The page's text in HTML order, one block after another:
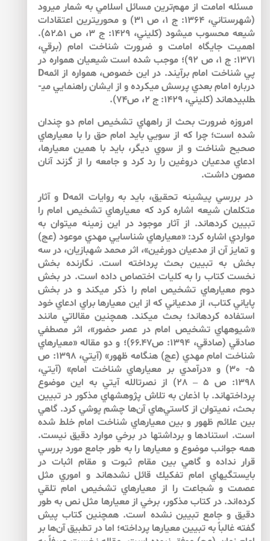
مسئله امامت از مهم‌ترين مسائل اسلامي به شمار مي­رود
(شهرستاني، 1364: ج 1، ص 31) و محوري­ترين اعتقادات
شيعه محسوب مي­شود (كليني، 1429: ج 3، ص 51ـ52).
اهميت جايگاه امامت و ضرورت شناخت امام (برقي،
1371: ج 1،‌ ص 92)؛ موجب شده است شيعيان همواره در
پي شناخت امام برآيند. در اين خصوص، همواره از ائمهD
درباره امام بعدي پرسش ­مي­كرده و از ايشان راهنمايي مي­
طلبيده­اند (كليني، 1429: ج 2، ص74).
امروزه ضرورت بحث از راه­هاي تشخيص امام دو چندان
شده است؛ چرا كه از سويي بايد امام حق را با معيارهاي
صحيح شناخت و از سوي ديگر، بايد با همين معيارها،
ادعاي مدعيان دروغين را رد كرد و جامعه را از گزند آنان
مصون داشت.
در بررسي پيشينه تحقيق، بايد به روايات ائمهD و آثار
متكلمان شيعه اشاره كرد كه معيارهاي تشخيص امام را
تبيين كرده­اند. از آثار موجود در اين زمينه مي­توان به
مواردي اشاره كرد: «معيارهاي شناسايي مهدي موعود (عج)
و تمايز آن از مدعيان دورغين»، اثر محمد شهبازيان، در سه
بخش به تبيين بحث پرداخته است. نگارنده بخش
نخست كتاب را به كليات اختصاص داده است. در بخش
دوم معيارهاي تشخيص امام را ذكر مي­كند و در بخش
پاياني كتاب، از مدعياني كه از اين معيارها براي ادعاي خود
استفاده كرده­اند؛ بحث مي­كند. همچنين مقالاتي مانند
«شيوه­هاي تشخيص امام در عصر حضور»، اثر مصطفي
صادقي (صادقي، 1394: ص47ـ66)؛ و دو مقاله «معيارهاي
شناخت امام مهدي (عج) هنگامه ظهور» (آيتي، 1398: ص
5- 30) و «درآمدي بر معيارهاي شناخت امام» (آيتي،
1398: ص 5 – 28) از نصرت­الله آيتي به اين موضوع
پرداخته­اند. با اذعان به تلاش پژوهش­هاي مذكور در تبيين
بحث، نمي­توان از كاستي‌هاي آن‌ها چشم پوشي كرد. گاهي
بين علائم ظهور و بين معيارهاي شناخت امام خلط شده
است. استنادها و برداشت­ها در برخي موارد دقيق نيست.
همه جوانب موضوع و معيارها را به طور جامع مورد بررسي
قرار نداده و گاهي بين مقام ثبوت و مقام اثبات در
بايستگي­هاي امام تفكيك قائل نشده­اند و اموري مثل
عصمت و شجاعت را از معيارهاي تشخيص امام تلقي
كرده‌اند. در كتاب مذكور، برخي از معيارها مثل نص به طور
دقيق و جامع تبيين نشده است. همچنين كتاب پيش
گفته غالباً به تبيين معيارها پرداخته؛ اما در تطبيق آن‌ها بر